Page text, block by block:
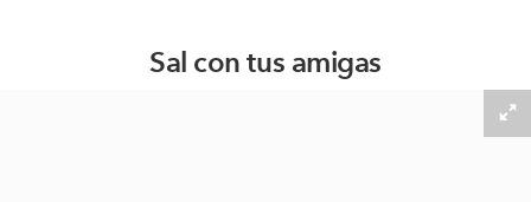
Sal con tus amigas